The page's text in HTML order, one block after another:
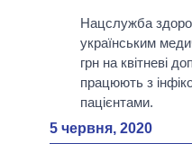
Нацслужба
українським
грн на квітневі
працюють з
пацієнтами.
5 червня, 2020